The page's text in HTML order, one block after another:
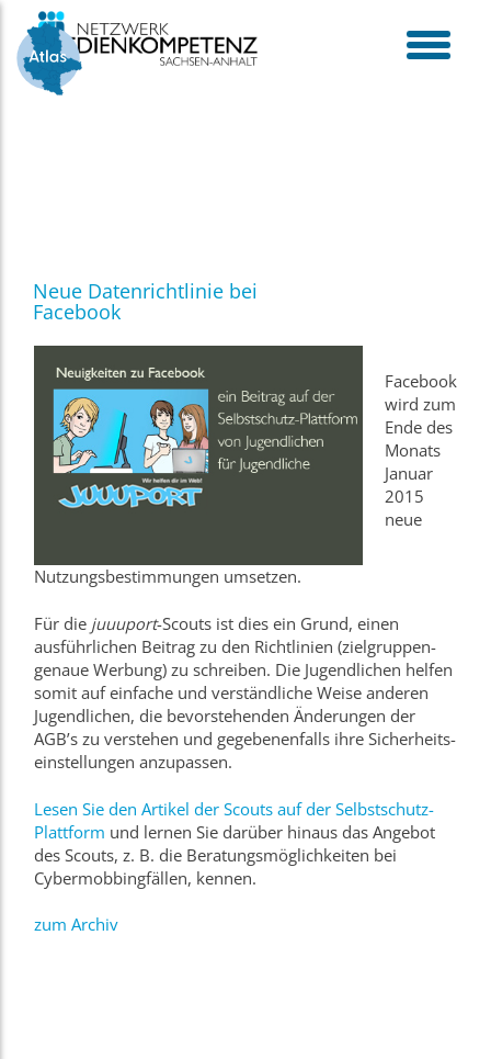
toggle
menu
Skip
content
Neue Datenrichtlinie bei
Facebook
Facebook
wird zum
Ende des
Monats
Januar
2015
neue
Nutzungs­­bestimmungen umsetzen.
Für die juuuport-Scouts ist dies ein Grund, einen
ausführ­lichen Beitrag zu den Richt­­­linien (ziel­­gruppen­­
genaue Werbung) zu schreiben. Die Jugendlichen helfen
somit auf einfache und verständ­liche Weise anderen
Jugendlichen, die bevor­­stehenden Änderungen der
AGB’s zu verstehen und gegebenen­­falls ihre Sicherheits­­­
einstellungen anzupassen.
Lesen Sie den Artikel der Scouts auf der Selbstschutz-
Plattform und lernen Sie darüber hinaus das Angebot
des Scouts, z. B. die Beratungs­möglichkeiten bei
Cybermobbin­g­fällen, kennen.
zum Archiv